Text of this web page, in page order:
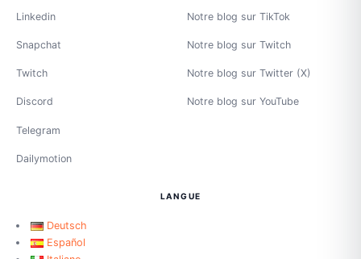
Linkedin
Snapchat
Twitch
Discord
Telegram
Dailymotion
Notre blog sur TikTok
Notre blog sur Twitch
Notre blog sur Twitter (X)
Notre blog sur YouTube
LANGUE
Deutsch
Español